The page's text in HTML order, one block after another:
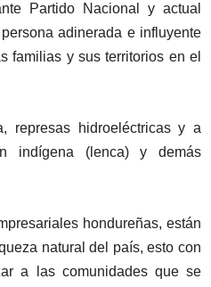
Partido Nacional y actual
adinerada e influyente
familias y sus territorios en el
represas hidroeléctricas y a
indígena (lenca) y demás
hondureñas, están
natural del país, esto con
a las comunidades que se